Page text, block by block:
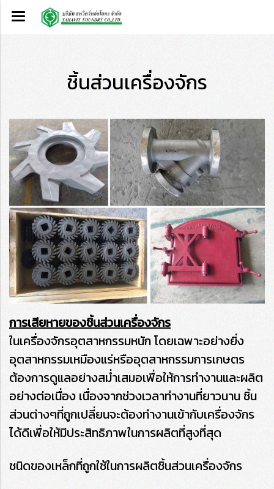
ชิ้นส่วนเครื่องจักร
การเสียหายของชิ้นส่วนเครื่องจักร
ในเครื่องจักรอุตสาหกรรมหนัก โดยเฉพาะอย่างยิ่ง
อุตสาหกรรมเหมืองแร่หรืออุตสาหกรรมการเกษตร
ต้องการดูแลอย่างสม่ำเสมอเพื่อให้การทำงานและผลิต
อย่างต่อเนื่อง เนื่องจากช่วงเวลาทำงานที่ยาวนาน ชิ้น
ส่วนต่างๆที่ถูกเปลี่ยนจะต้องทำงานเข้ากับเครื่องจักร
ได้ดีเพื่อให้มีประสิทธิภาพในการผลิตที่สูงที่สุด
ชนิดของเหล็กที่ถูกใช้ในการผลิตชิ้นส่วนเครื่องจักร